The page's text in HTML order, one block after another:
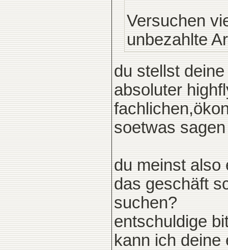
Versuchen
unbezahlte
du stellst
absoluter
soetwas
du meinst also
das geschäft
suchen?
entschuldige
kann ich